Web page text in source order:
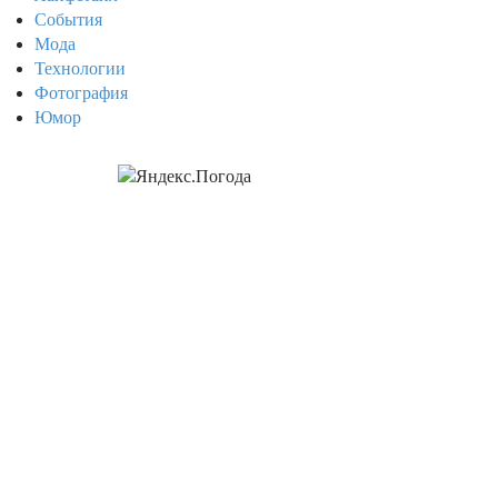
События
Мода
Технологии
Фотография
Юмор